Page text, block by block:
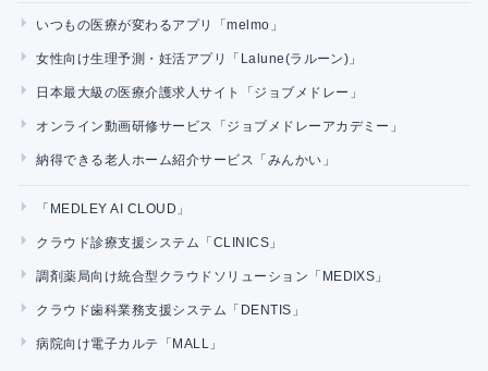
いつもの医療が変わるアプリ「melmo」
女性向け生理予測・妊活アプリ「Lalune(ラルーン)」
日本最大級の医療介護求人サイト「ジョブメドレー」
オンライン動画研修サービス「ジョブメドレーアカデミー」
納得できる老人ホーム紹介サービス「みんかい」
「MEDLEY AI CLOUD」
クラウド診療支援システム「CLINICS」
調剤薬局向け統合型クラウドソリューション「MEDIXS」
クラウド歯科業務支援システム「DENTIS」
病院向け電子カルテ「MALL」